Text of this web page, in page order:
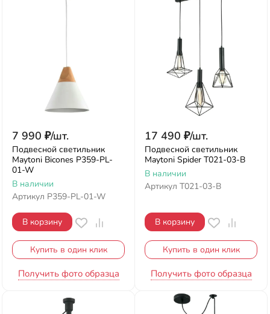
7 990 ₽/шт.
Подвесной светильник
Maytoni Bicones P359-PL-
01-W
В наличии
Артикул P359-PL-01-W
В корзину
Купить в один клик
Получить фото образца
17 490 ₽/шт.
Подвесной светильник
Maytoni Spider T021-03-B
В наличии
Артикул T021-03-B
В корзину
Купить в один клик
Получить фото образца